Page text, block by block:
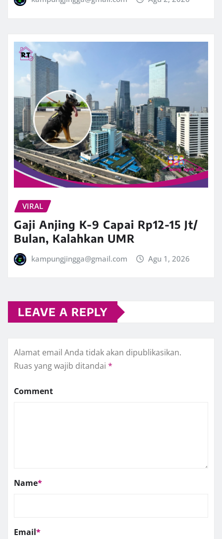
VIRAL
Gaji Anjing K-9 Capai Rp12-15 Jt/
Bulan, Kalahkan UMR
kampungjingga@gmail.com Agu 1, 2026
LEAVE A REPLY
Alamat email Anda tidak akan dipublikasikan.
Ruas yang wajib ditandai *
Comment
Name*
Email*